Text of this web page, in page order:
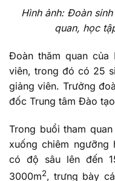
Hình ảnh: Đoàn
quan, học
Đoàn thăm quan
viên, trong đó có 25
giảng viên. Trưởng
đốc Trung tâm Đào
Trong buổi tham
xuống chiêm
có độ sâu lên đến
3000m2, trưng bày